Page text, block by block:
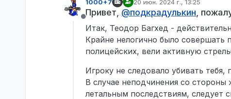
Не в сети
1000+7 20 июн. 2024 г., 13:25
отредактировано
Привет, @подкрадулькин ,
Итак, Теодор Багхед -
Крайне нелогично было совершать
полицейских, вели активную
Игроку не следовало убивать
В случае неподчинения со стороны
летальным последствиям, следует